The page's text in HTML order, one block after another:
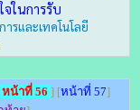
ในการรับ
รและเทคโนโลยี
น้าที่ 56 ] [หน้าที่ 57]